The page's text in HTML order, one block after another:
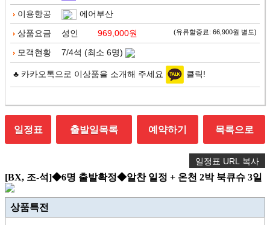
이용항공
에어부산
상품요금
성인 969,000원 (유류할증료: 66,900원 별도)
모객현황 7/4석 (최소 6명)
♣ 카카오톡으로 이상품을 소개해 주세요 클릭!
일정표 출발일목록 예약하기 목록으로